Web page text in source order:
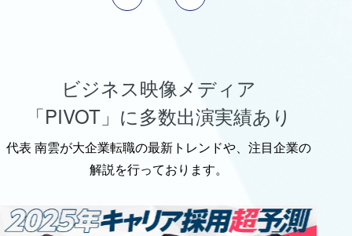
ビジネス映像メディア
「PIVOT」に多数出演実績あり
代表 南雲が大企業転職の最新トレンドや、注目企業の
解説を行っております。